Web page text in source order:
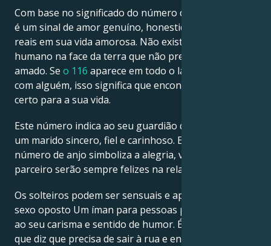
Com base no significado do número de anjo 116, este
é um sinal de amor genuíno, honestidade e emoções
reais em sua vida amorosa. Não existe um ser
humano na face da terra que não precise de ser
amado. Se o 116 aparece em todo o lado e se namora
com alguém, isso significa que encontrou o parceiro
certo para a sua vida.
Este número indica ao seu guardião que encontrou
um marido sincero, fiel e carinhoso. E como este
número de anjo simboliza a alegria, você e o seu
parceiro serão sempre felizes na relação.
Os solteiros podem ser sensuais e apelativos para o
sexo oposto Um íman para pessoas positivas devido
ao seu carisma e sentido de humor. É este número
que diz que precisa de sair à rua e encontrar o amor.